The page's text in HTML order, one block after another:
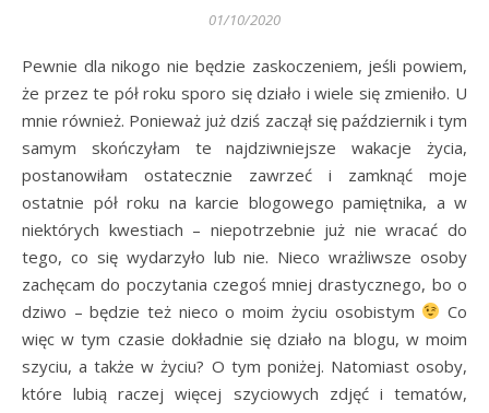
01/10/2020
Pewnie dla nikogo nie będzie zaskoczeniem, jeśli powiem,
że przez te pół roku sporo się działo i wiele się zmieniło. U
mnie również. Ponieważ już dziś zaczął się październik i tym
samym skończyłam te najdziwniejsze wakacje życia,
postanowiłam ostatecznie zawrzeć i zamknąć moje
ostatnie pół roku na karcie blogowego pamiętnika, a w
niektórych kwestiach – niepotrzebnie już nie wracać do
tego, co się wydarzyło lub nie. Nieco wrażliwsze osoby
zachęcam do poczytania czegoś mniej drastycznego, bo o
dziwo – będzie też nieco o moim życiu osobistym
Co
więc w tym czasie dokładnie się działo na blogu, w moim
szyciu, a także w życiu? O tym poniżej. Natomiast osoby,
które lubią raczej więcej szyciowych zdjęć i tematów,